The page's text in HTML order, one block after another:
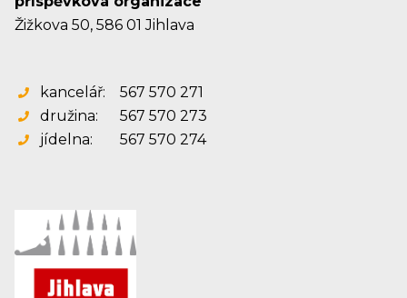
Žižkova 50, 586 01 Jihlava
kancelář:
567 570 271
družina:
567 570 273
jídelna:
567 570 274